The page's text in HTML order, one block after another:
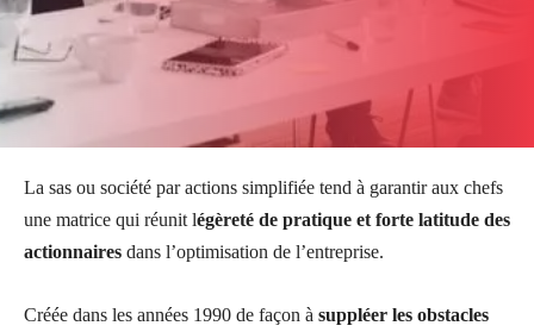
La sas ou société par actions simplifiée tend à garantir aux chefs
une matrice qui réunit légèreté de pratique et forte latitude des
actionnaires dans l’optimisation de l’entreprise.
Créée dans les années 1990 de façon à suppléer les obstacles